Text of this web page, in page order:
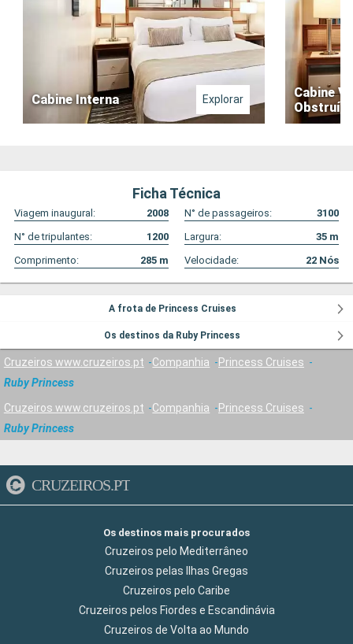
Cabine Interna Explorar
Cabine
Ficha Técnica
Viagem inaugural: 2008 N° de passageiros:
3100
N° de tripulantes:
1200 Largura: 35 m
Comprimento:
285 m Velocidade: 22 Nós
A frota de Princess Cruises
Os destinos da Ruby Princess
Cruzeiros www.cruzeiros.pt Companhia
Princess Cruises
Ruby Princess
Cruzeiros www.cruzeiros.pt Companhia
Princess Cruises
Ruby Princess
CRUZEIROS.PT
Os destinos mais procurados
Cruzeiros pelo Mediterrâneo
Cruzeiros pelas Ilhas Gregas
Cruzeiros pelo Caribe
Cruzeiros pelos Fiordes e Escandinávia
Cruzeiros de Volta ao Mundo